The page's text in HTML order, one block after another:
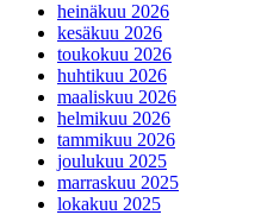
heinäkuu 2026
kesäkuu 2026
toukokuu 2026
huhtikuu 2026
maaliskuu 2026
helmikuu 2026
tammikuu 2026
joulukuu 2025
marraskuu 2025
lokakuu 2025